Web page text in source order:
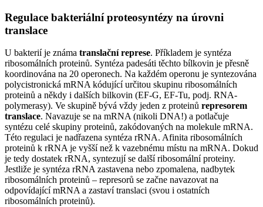
Regulace bakteriální proteosyntézy na úrovni
translace
U bakterií je známa translační represe. Příkladem je syntéza
ribosomálních proteinů. Syntéza padesáti těchto bílkovin je přesně
koordinována na 20 operonech. Na každém operonu je syntezována
polycistronická mRNA kódující určitou skupinu ribosomálních
proteinů a někdy i dalších bilkovin (EF-G, EF-Tu, podj. RNA-
polymerasy). Ve skupině bývá vždy jeden z proteinů represorem
translace. Navazuje se na mRNA (nikoli DNA!) a potlačuje
syntézu celé skupiny proteinů, zakódovaných na molekule mRNA.
Této regulaci je nadřazena syntéza rRNA. Afinita ribosomálních
proteinů k rRNA je vyšší než k vazebnému místu na mRNA. Dokud
je tedy dostatek rRNA, syntezují se další ribosomální proteiny.
Jestliže je syntéza rRNA zastavena nebo zpomalena, nadbytek
ribosomálních proteinů – represorů se začne navazovat na
odpovídající mRNA a zastaví translaci (svou i ostatních
ribosomálních proteinů).